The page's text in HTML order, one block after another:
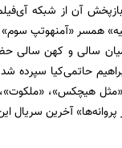
آن از شبکه
همسر «آمنهوتپ
سالی و کهن سالی
حاتمی‌کیا سپرده
1400، در سریال‌هایی مانند
آخرین